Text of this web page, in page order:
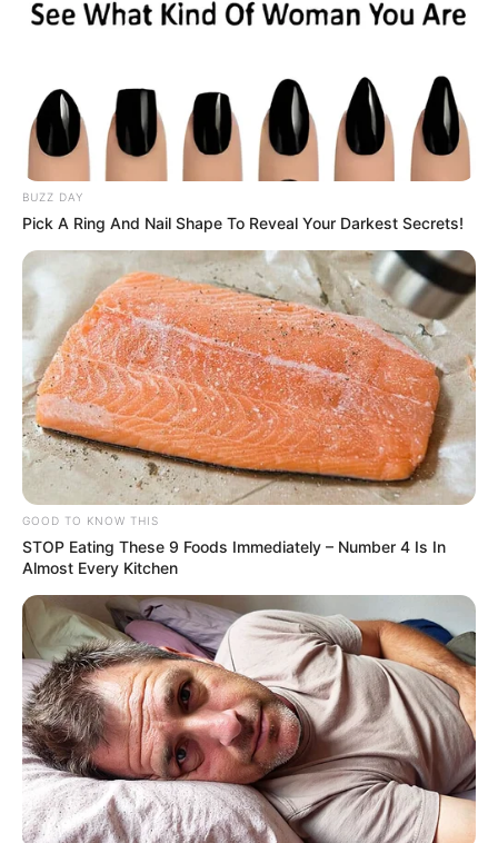
BUZZ DAY
Pick A Ring And Nail Shape To Reveal Your Darkest Secrets!
GOOD TO KNOW THIS
STOP Eating These 9 Foods Immediately – Number 4 Is In
Almost Every Kitchen